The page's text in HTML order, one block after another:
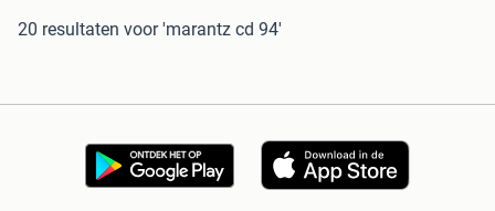
20 resultaten voor 'marantz cd 94'